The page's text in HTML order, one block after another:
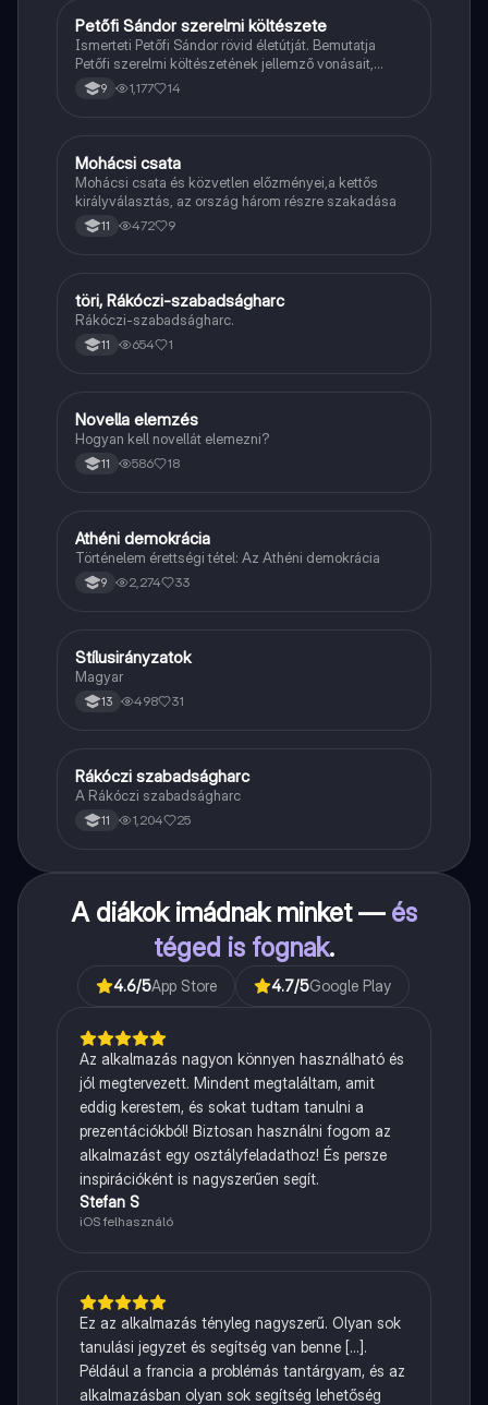
Magyar
Petőfi Sándor szerelmi költészete
Ismerteti Petőfi Sándor rövid életútját. Bemutatja
Petőfi szerelmi költészetének jellemző vonásait,
vereseinek ihletőit és külön kitér a hitvesi
költészetére.
9 1,177 14
Töri
Mohácsi csata
Mohácsi csata és közvetlen előzményei,a kettős
királyválasztás, az ország három részre szakadása
11 472 9
Töri
töri, Rákóczi-szabadságharc
Rákóczi-szabadságharc.
11 654 1
Magyar
Novella elemzés
Hogyan kell novellát elemezni?
11 586 18
Töri
Athéni demokrácia
Történelem érettségi tétel: Az Athéni demokrácia
9 2,274 33
Magyar
Stílusirányzatok
Magyar
13 498 31
Töri
Rákóczi szabadságharc
A Rákóczi szabadságharc
11 1,204 25
A diákok imádnak minket — és
téged is fognak.
4.6/5App Store 4.7/5Google Play
Az alkalmazás nagyon könnyen használható és
jól megtervezett. Mindent megtaláltam, amit
eddig kerestem, és sokat tudtam tanulni a
prezentációkból! Biztosan használni fogom az
alkalmazást egy osztályfeladathoz! És persze
inspirációként is nagyszerűen segít.
Stefan S
iOS felhasználó
Ez az alkalmazás tényleg nagyszerű. Olyan sok
tanulási jegyzet és segítség van benne [...].
Például a francia a problémás tantárgyam, és az
alkalmazásban olyan sok segítség lehetőség